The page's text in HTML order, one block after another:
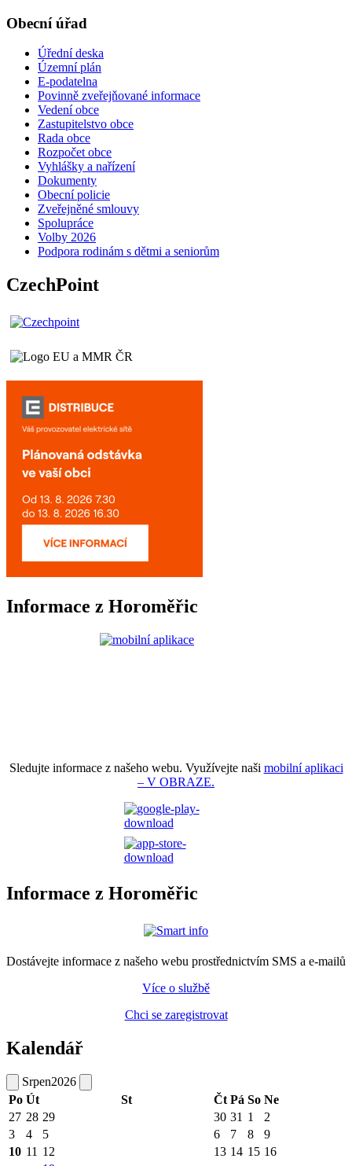
Obecní úřad
Úřední deska
Územní plán
E-podatelna
Povinně zveřejňované informace
Vedení obce
Zastupitelstvo obce
Rada obce
Rozpočet obce
Vyhlášky a nařízení
Dokumenty
Obecní policie
Zveřejněné smlouvy
Spolupráce
Volby 2026
Podpora rodinám s dětmi a seniorům
CzechPoint
Informace z Horoměřic
Sledujte informace z našeho webu. Využívejte naši mobilní aplikaci
– V OBRAZE.
Informace z Horoměřic
Dostávejte informace z našeho webu prostřednictvím SMS a e-mailů
Více o službě
Chci se zaregistrovat
Kalendář
Srpen2026
Po Út St Čt Pá So Ne
27 28 29 30 31 1
2
3
4 5 6 7 8
9
10 11 12 13 14 15 16